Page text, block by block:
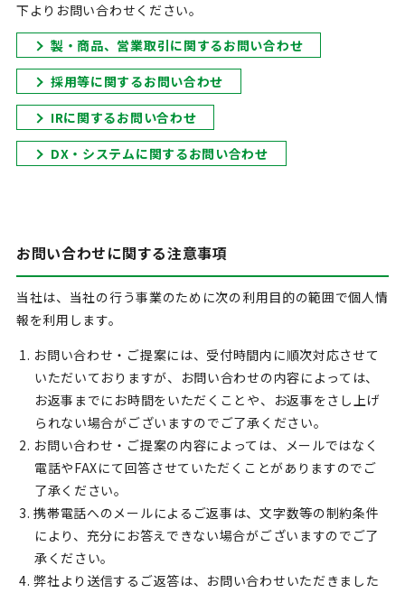
下よりお問い合わせください。
製・商品、営業取引に関するお問い合わせ
採用等に関するお問い合わせ
IRに関するお問い合わせ
DX・システムに関するお問い合わせ
お問い合わせに関する注意事項
当社は、当社の行う事業のために次の利用目的の範囲で個人情
報を利用します。
1. お問い合わせ・ご提案には、受付時間内に順次対応させて
いただいておりますが、お問い合わせの内容によっては、
お返事までにお時間をいただくことや、お返事をさし上げ
られない場合がございますのでご了承ください。
2. お問い合わせ・ご提案の内容によっては、メールではなく
電話やFAXにて回答させていただくことがありますのでご
了承ください。
3. 携帯電話へのメールによるご返事は、文字数等の制約条件
により、充分にお答えできない場合がございますのでご了
承ください。
4. 弊社より送信するご返答は、お問い合わせいただきました